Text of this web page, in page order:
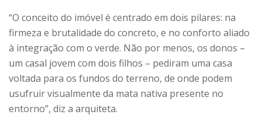
“O conceito do imóvel é centrado em dois pilares: na
firmeza e brutalidade do concreto, e no conforto aliado
à integração com o verde. Não por menos, os donos –
um casal jovem com dois filhos – pediram uma casa
voltada para os fundos do terreno, de onde podem
usufruir visualmente da mata nativa presente no
entorno”, diz a arquiteta.